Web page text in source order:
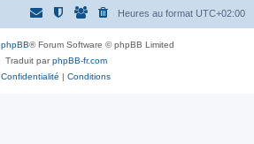
Heures au format UTC+02:00
phpBB® Forum Software © phpBB Limited
Traduit parphpBB-fr.com
Confidentialité | Conditions